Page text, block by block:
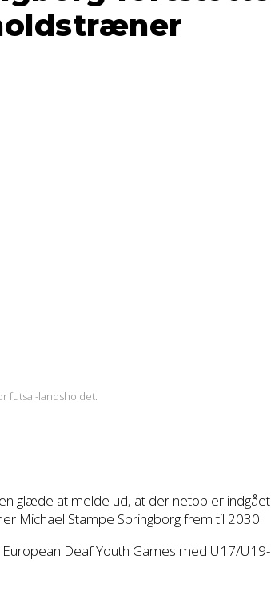
futsal-landsholdet.
glæde at melde ud, at der netop er indgået
Michael Stampe Springborg frem til 2030.
Deaf Youth Games med U17/